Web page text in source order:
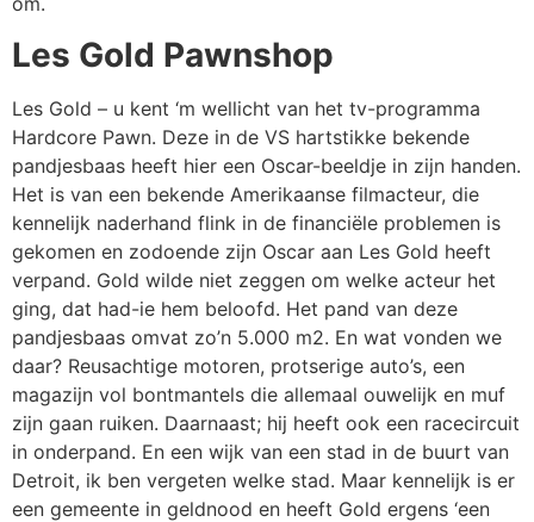
Les Gold Pawnshop
Les Gold – u kent ‘m wellicht van het tv-programma
Hardcore Pawn. Deze in de VS hartstikke bekende
pandjesbaas heeft hier een Oscar-beeldje in zijn handen.
Het is van een bekende Amerikaanse filmacteur, die
kennelijk naderhand flink in de financiële problemen is
gekomen en zodoende zijn Oscar aan Les Gold heeft
verpand. Gold wilde niet zeggen om welke acteur het
ging, dat had-ie hem beloofd. Het pand van deze
pandjesbaas omvat zo’n 5.000 m2. En wat vonden we
daar? Reusachtige motoren, protserige auto’s, een
magazijn vol bontmantels die allemaal ouwelijk en muf
zijn gaan ruiken. Daarnaast; hij heeft ook een racecircuit
in onderpand. En een wijk van een stad in de buurt van
Detroit, ik ben vergeten welke stad. Maar kennelijk is er
een gemeente in geldnood en heeft Gold ergens ‘een